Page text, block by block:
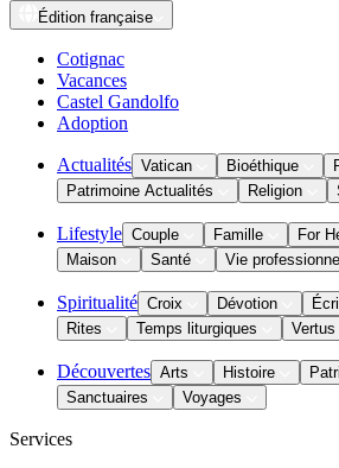
Édition française
Cotignac
Vacances
Castel Gandolfo
Adoption
Actualités Vatican Bioéthique
Patrimoine Actualités
Religion
Lifestyle Couple Famille
For
Maison
Santé Vie
Spiritualité Croix Dévotion
Rites
Temps liturgiques
Découvertes Arts Histoire
Sanctuaires
Voyages
Services